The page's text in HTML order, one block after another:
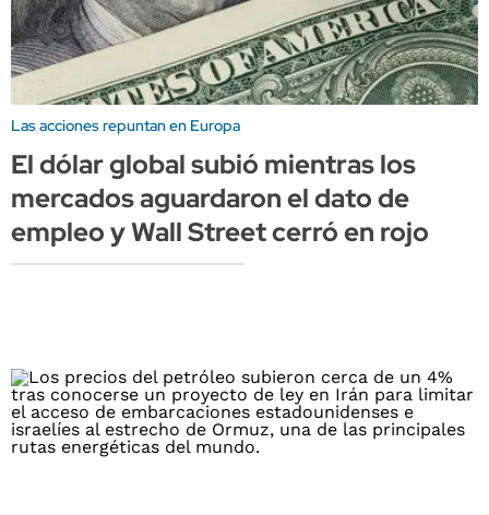
Las acciones repuntan en Europa
El dólar global subió mientras los
mercados aguardaron el dato de
empleo y Wall Street cerró en rojo